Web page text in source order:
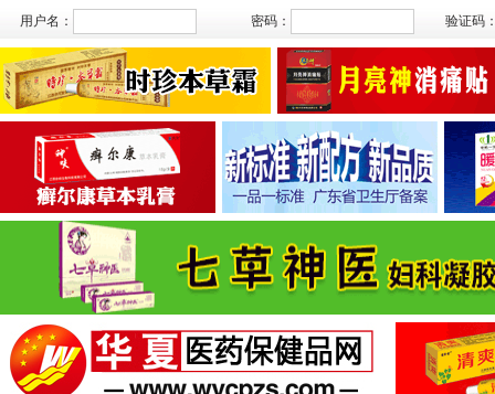
用户名： 密码： 验证码